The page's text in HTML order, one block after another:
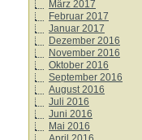
März 2017
Februar 2017
Januar 2017
Dezember 2016
November 2016
Oktober 2016
September 2016
August 2016
Juli 2016
Juni 2016
Mai 2016